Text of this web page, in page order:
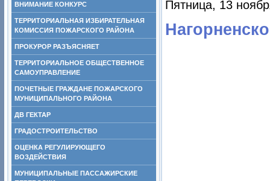
ВНИМАНИЕ КОНКУРС
ТЕРРИТОРИАЛЬНАЯ ИЗБИРАТЕЛЬНАЯ
КОМИССИЯ ПОЖАРСКОГО РАЙОНА
ПРОКУРОР РАЗЪЯСНЯЕТ
ТЕРРИТОРИАЛЬНОЕ ОБЩЕСТВЕННОЕ
САМОУПРАВЛЕНИЕ
ПОЧЕТНЫЕ ГРАЖДАНЕ ПОЖАРСКОГО
МУНИЦИПАЛЬНОГО РАЙОНА
ДВ ГЕКТАР
ГРАДОСТРОИТЕЛЬСТВО
ОЦЕНКА РЕГУЛИРУЮЩЕГО
ВОЗДЕЙСТВИЯ
МУНИЦИПАЛЬНЫЕ ПАССАЖИРСКИЕ
Пятница, 13